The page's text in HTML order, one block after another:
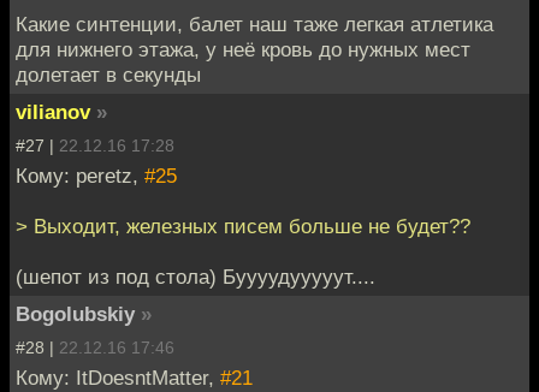
Какие синтенции, балет наш таже легкая атлетика
для нижнего этажа, у неё кровь до нужных мест
долетает в секунды
vilianov »
#27 | 22.12.16 17:28
Кому: peretz, #25
> Выходит, железных писем больше не будет??
(шепот из под стола) Буууудууууут....
Bogolubskiy »
#28 | 22.12.16 17:46
Кому: ItDoesntMatter, #21